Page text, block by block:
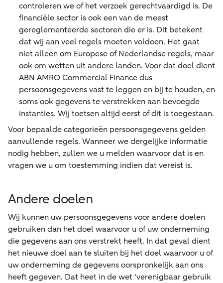
controleren we of het verzoek gerechtvaardigd is. De
financiële sector is ook een van de meest
gereglementeerde sectoren die er is. Dit betekent
dat wij aan veel regels moeten voldoen. Het gaat
niet alleen om Europese of Nederlandse regels, maar
ook om wetten uit andere landen. Voor dat doel dient
ABN AMRO Commercial Finance dus
persoonsgegevens vast te leggen en bij te houden, en
soms ook gegevens te verstrekken aan bevoegde
instanties. Wij toetsen altijd eerst of dit is toegestaan.
Voor bepaalde categorieën persoonsgegevens gelden
aanvullende regels. Wanneer we dergelijke informatie
nodig hebben, zullen we u melden waarvoor dat is en
vragen we u om toestemming indien dat vereist is.
Andere doelen
Wij kunnen uw persoonsgegevens voor andere doelen
gebruiken dan het doel waarvoor u of uw onderneming
die gegevens aan ons verstrekt heeft. In dat geval dient
het nieuwe doel aan te sluiten bij het doel waarvoor u of
uw onderneming de gegevens oorspronkelijk aan ons
heeft gegeven. Dat heet in de wet ‘verenigbaar gebruik